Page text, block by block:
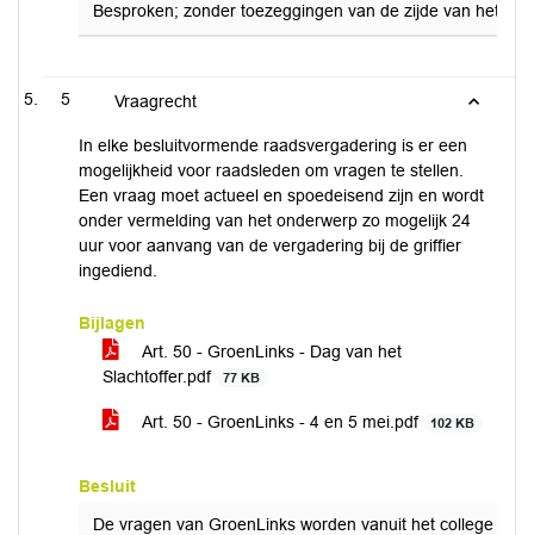
Besproken; zonder toezeggingen van de zijde van het
5 Vraagrecht
In elke besluitvormende raadsvergadering is er een
mogelijkheid voor raadsleden om vragen te stellen.
Een vraag moet actueel en spoedeisend zijn en wordt
onder vermelding van het onderwerp zo mogelijk 24
uur voor aanvang van de vergadering bij de griffier
ingediend.
Bijlagen
Art. 50 - GroenLinks - Dag van het
Slachtoffer.pdf
77 KB
Art. 50 - GroenLinks - 4 en 5 mei.pdf 102 KB
Besluit
De vragen van GroenLinks worden vanuit het college